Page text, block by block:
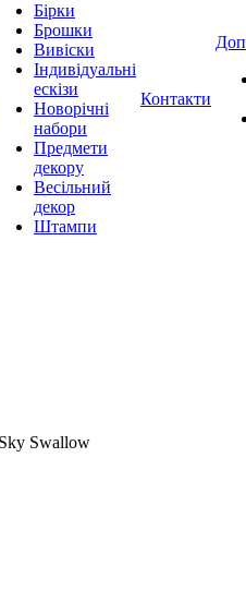
Бірки
Брошки
Вивіски
Індивідуальні
ескізи
Новорічні
набори
Предмети
декору
Весільний
декор
Штампи
Контакти
Sky Swallow